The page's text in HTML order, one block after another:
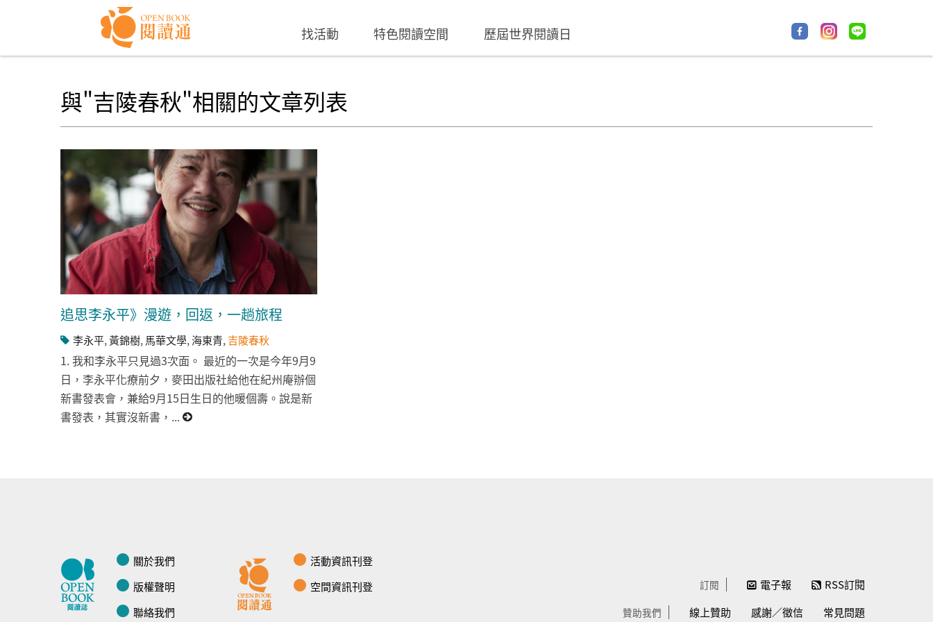
找活動 特色閱讀空間 歷屆世界閱讀日
與"吉陵春秋"相關的文章列表
追思李永平》漫遊，回返，一趟旅程
李永平,黃錦樹,馬華文學,海東青,吉陵春秋
1. 我和李永平只見過3次面。 最近的一次是今年9月9
日，李永平化療前夕，麥田出版社給他在紀州庵辦個
新書發表會，兼給9月15日生日的他暖個壽。說是新
書發表，其實沒新書，...
訂閱 電子報 RSS訂閱
關於我們
版權聲明
聯絡我們
活動資訊刊登
空間資訊刊登
贊助我們 線上贊助 感謝／徵信 常見問題